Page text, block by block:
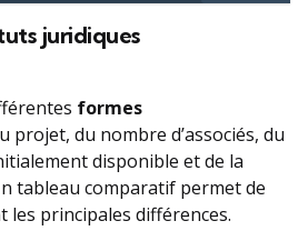
juridiques
formes
projet, du nombre d’associés, du
disponible et de la
tableau comparatif permet de
les principales différences.